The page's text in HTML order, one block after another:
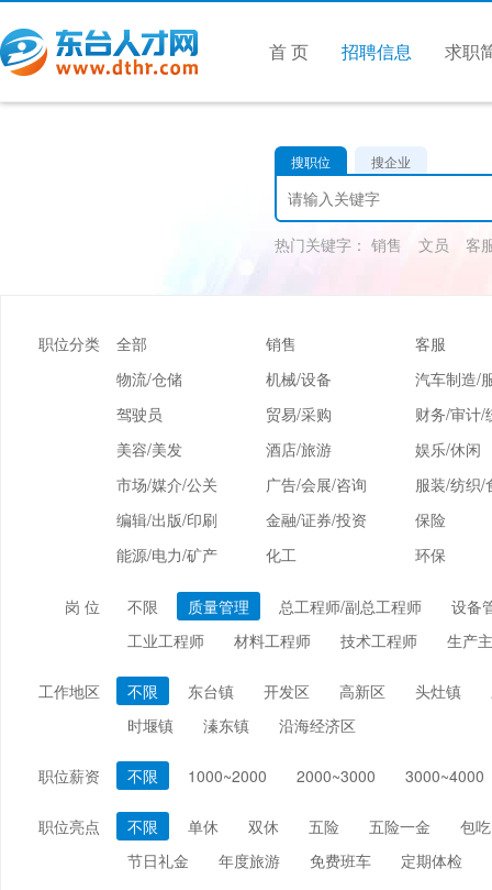
首 页 招聘信息 求职
搜职位 搜企业
热门关键字： 销售 文员 客
职位分类 全部 销售
客服
物流/仓储
机械/设备
汽车制造/
驾驶员
贸易/采购
财务/审计/
美容/美发
酒店/旅游
娱乐/休闲
市场/媒介/公关
广告/会展/咨询
服装/纺织/
编辑/出版/印刷
金融/证券/投资
保险
能源/电力/矿产
化工 环保
岗 位 不限 质量管理 总工程师/副总工程师
设备
工业工程师
材料工程师 技术工程师 生产
工作地区 不限 东台镇 开发区 高新区 头灶镇
时堰镇
溱东镇 沿海经济区
职位薪资 不限 1000~2000 2000~3000 3000~4000
职位亮点 不限 单休 双休 五险 五险一金
包吃
节日礼金
年度旅游 免费班车 定期体检